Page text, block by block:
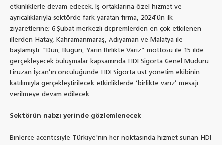
etkinliklerle devam edecek. İş ortaklarına özel hizmet ve
ayrıcalıklarıyla sektörde fark yaratan firma, 2024’ün ilk
ziyaretlerine; 6 Şubat merkezli depremlerden en çok etkilenen
illerden Hatay, Kahramanmaraş, Adıyaman ve Malatya ile
başlamıştı. "Dün, Bugün, Yarın Birlikte Varız” mottosu ile 15 ilde
gerçekleşecek buluşmalar kapsamında HDI Sigorta Genel Müdürü
Firuzan İşcan’ın öncülüğünde HDI Sigorta üst yönetim ekibinin
katılımıyla gerçekleştirilecek etkinliklerde ‘birlikte varız’ mesajı
verilmeye devam edilecek.
Sektörün nabzı yerinde gözlemlenecek
Binlerce acentesiyle Türkiye'nin her noktasında hizmet sunan HDI